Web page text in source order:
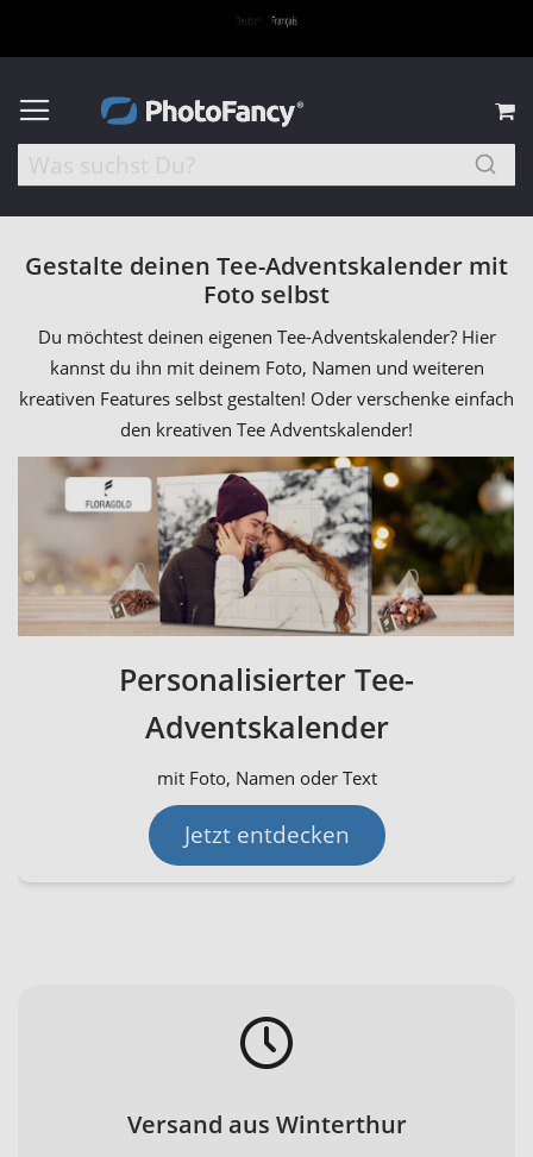
Gestalte deinen Tee-Adventskalender mit
Foto selbst
Du möchtest deinen eigenen Tee-Adventskalender? Hier
kannst du ihn mit deinem Foto, Namen und weiteren
kreativen Features selbst gestalten! Oder verschenke einfach
den kreativen Tee Adventskalender!
Personalisierter Tee-
Adventskalender
mit Foto, Namen oder Text
Jetzt entdecken
Versand aus Winterthur